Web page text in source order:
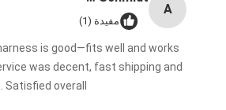
A
مفيدة (1)
is good—fits well and works
was decent, fast shipping and
overall.